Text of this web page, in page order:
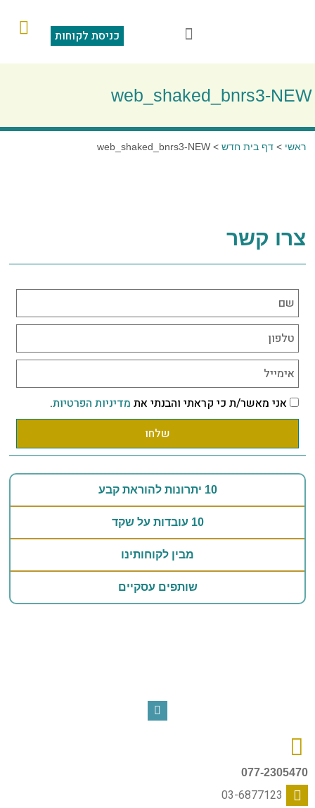
כניסת לקוחות
web_shaked_bnrs3-NEW
ראשי >דף בית חדש >
web_shaked_bnrs3-NEW
צרו קשר
אני מאשר/ת כי קראתי והבנתי את מדיניות הפרטיות.
שלחו
10 יתרונות להוראת קבע
10 עובדות על שקד
מבין לקוחותינו
שותפים עסקיים
077-2305470
03-6877123